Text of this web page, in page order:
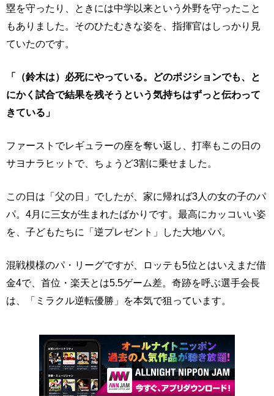
塁を守ったり、ときには中学以来という外野を守ったこと
もありました。そのひたむきな姿を、指揮官はしっかり見
ていたのです。
「（鈴木は）必死にやっている。どのポジションでも、と
にかく試合で結果を残そうという気持ちはずっと伝わって
きている」
ファーストでレギュラーの座を奪い返し、打率もこの日の
サヨナラヒットで、ちょうど3割に乗せました。
この日は「父の日」でしたが、家に帰れば3人の女の子のパ
パ。4月に三女が生まれたばかりです。最高にカッコいい姿
を、子どもたちに「逆プレゼント」した大地パパ。
混戦模様のパ・リーグですが、ロッテも5位とはいえまだ借
金4で、首位・楽天とは5.5ゲーム差。奇跡を呼ぶ選手会長
は、「ミラクル逆転優勝」を本気で狙っています。